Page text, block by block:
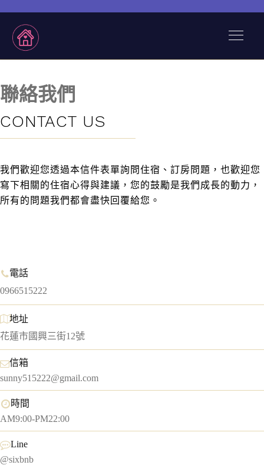
聯絡我們
CONTACT US
我們歡迎您透過本信件表單詢問住宿、訂房問題，也歡迎您
寫下相關的住宿心得與建議，您的鼓勵是我們成長的動力，
所有的問題我們都會盡快回覆給您。
電話
0966515222
地址
花蓮市國興三街12號
信箱
sunny515222@gmail.com
時間
AM9:00-PM22:00
Line
@sixbnb